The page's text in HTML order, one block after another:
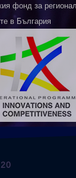
за
в България